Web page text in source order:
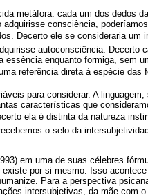
metáfora: cada um dos dedos
consciência,
Decerto ele se consideraria um
autoconsciência. Decerto
enquanto formiga, sem
referência direta à espécie das
para considerar. A
características que
ela é distinta da natureza
o selo da
em uma de suas célebres
por si mesmo. Isso
Para a perspectiva
intersubjetivas, da mãe com